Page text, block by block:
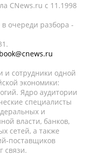
CNews.ru c 11.1998
очереди разбора -
book@cnews.ru
и сотрудники одной
экономики:
Ядро аудитории
специалисты
и
власти, банков,
сетей, а также
поставщиков
связи.